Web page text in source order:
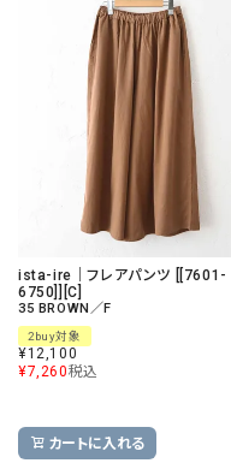
ista-ire｜フレアパンツ [[7601-
6750]][C]
35 BROWN／F
2buy対象
¥12,100
¥7,260税込
カートに入れる